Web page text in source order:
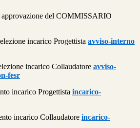
del COMMISSARIO
incarico Progettista avviso-interno
incarico Collaudatore avviso-
fesr
incarico Progettista incarico-
incarico Collaudatore incarico-